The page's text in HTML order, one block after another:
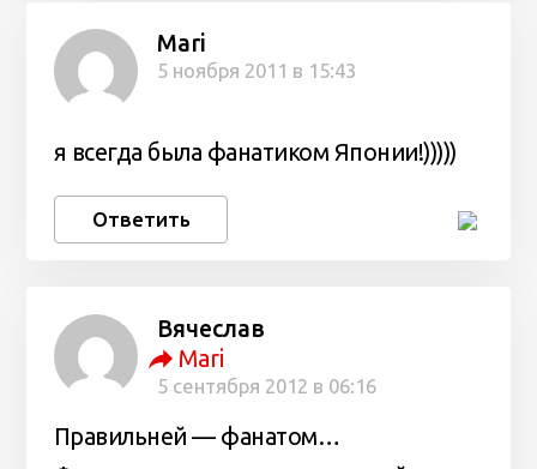
Mari
5 ноября 2011 в 15:43
я всегда была фанатиком Японии!)))))
Ответить
Вячеслав
Mari
5 сентября 2012 в 06:16
Правильней — фанатом…